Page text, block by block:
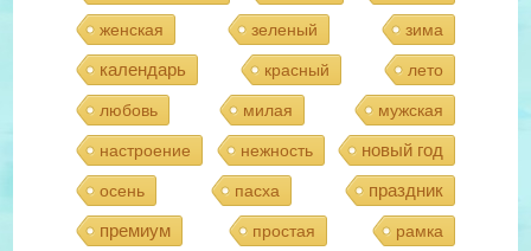
женская зеленый зима
календарь красный лето
любовь милая мужская
настроение нежность новый год
осень пасха
праздник
премиум
простая рамка